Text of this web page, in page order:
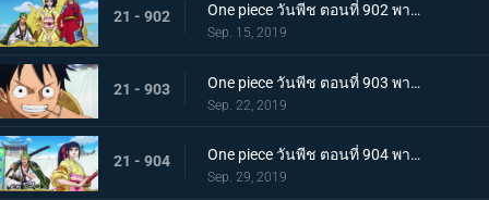
21 - 902 One piece วันพีช ตอนที่ 902 พากย์ไทย โยโกสุนะออกโรง อุราชิมะผู้ไร้เทียมทานผู้หมายปองโออิคุ!
Sep. 15, 2019
21 - 903 One piece วันพีช ตอนที่ 903 พากย์ไทย ตัดสินผลซูโม่ หมวกฟาง vs โยโกสุนะสุดแกร่ง!
Sep. 22, 2019
21 - 904 One piece วันพีช ตอนที่ 904 พากย์ไทย ลูฟี่เดือดจัด ช่วยทามะจากอันตราย!
Sep. 29, 2019